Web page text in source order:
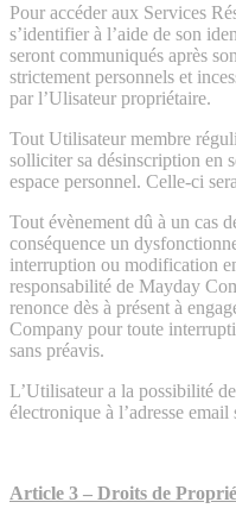
Pour accéder aux Services
s’identifier à l’aide de son
seront communiqués après
strictement personnels et
par l’Ulisateur propriétaire.
Tout Utilisateur membre
solliciter sa désinscription en
espace personnel. Celle-ci
Tout évènement dû à un cas
conséquence un
interruption ou modification
responsabilité de Mayday
renonce dès à présent à
Company pour toute
sans préavis.
L’Utilisateur a la possibilité
électronique à l’adresse
Article 3 – Droits de